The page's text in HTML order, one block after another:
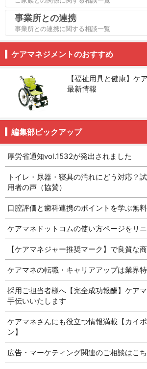
事業所との連携
事業所との連携に関する相談一覧
ケアマネジメントのおすすめ
【福祉用具と健康】ケ
最新情報
編集部ピックアップ
厚労省通知vol.1532が発出されました
トイレ・尿器・寝具の汚れにどう対応？
用者の声（協賛）
口腔評価と歯科連携のポイントを学ぶ無料
ケアマネドットコムの使い方ページをリ
【ケアマネジャー推奨マーク】で良質な
ケアマネの転職・キャリアアップは業界
採用ご担当者様へ【完全成功報酬】ケア
手伝いいたします
ケアマネさんにも役立つ情報満載【カイ
ン】
広告・マーケティング関連のご相談はこ